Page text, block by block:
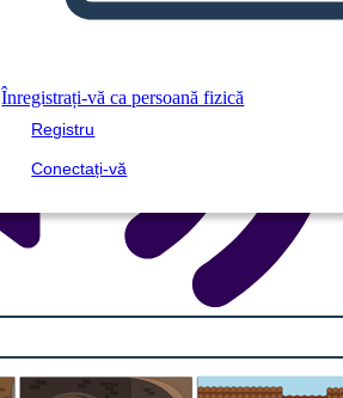
Înregistrați-vă ca persoană fizică
Registru
Conectați-vă